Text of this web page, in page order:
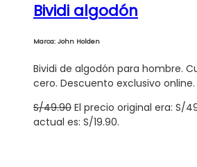
Bividi algodón
Marca: John Holden
Bividi de algodón para hombre.
cero. Descuento exclusivo online.
S/49.90 El precio original era: S/
actual es: S/19.90.